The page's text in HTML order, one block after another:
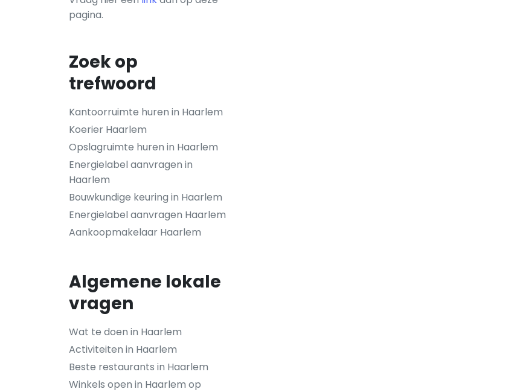
pagina.
Zoek op
trefwoord
Kantoorruimte huren in Haarlem
Koerier Haarlem
Opslagruimte huren in Haarlem
Energielabel aanvragen in
Haarlem
Bouwkundige keuring in Haarlem
Energielabel aanvragen Haarlem
Aankoopmakelaar Haarlem
Algemene lokale
vragen
Wat te doen in Haarlem
Activiteiten in Haarlem
Beste restaurants in Haarlem
Winkels open in Haarlem op